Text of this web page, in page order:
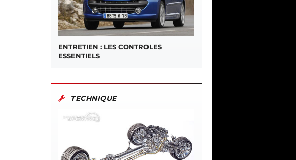
ENTRETIEN : LES CONTROLES
ESSENTIELS
TECHNIQUE